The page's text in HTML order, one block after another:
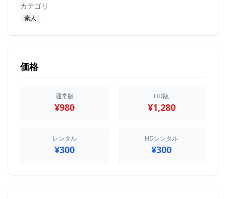
カテゴリ
素人
価格
通常版
¥980
HD版
¥1,280
レンタル
¥300
HDレンタル
¥300